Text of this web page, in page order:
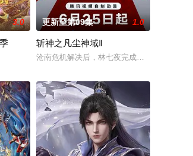
。濒死之
子们了解职业，带领他们找寻到自己的兴趣
3.0 更新至第09集 1.0
斩神之凡尘神域Ⅱ
沧南危机解决后，林七夜完成津南山为期一